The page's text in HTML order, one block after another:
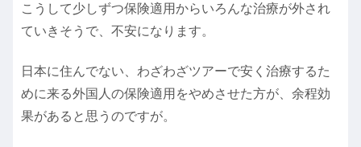
こうして少しずつ保険適用からいろんな治療が外され
ていきそうで、不安になります。
日本に住んでない、わざわざツアーで安く治療するた
めに来る外国人の保険適用をやめさせた方が、余程効
果があると思うのですが。